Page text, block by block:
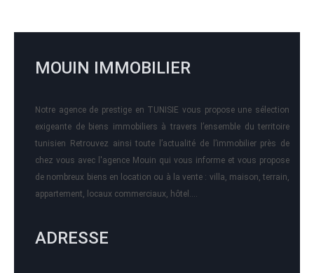
MOUIN IMMOBILIER
Notre agence de prestige en TUNISIE vous propose une sélection
exigeante de biens immobiliers à travers l’ensemble du territoire
tunisien Retrouvez ainsi toute l’actualité de l’immobilier près de
chez vous avec l'agence Mouin qui vous informe et vous propose
de nombreux biens en location ou à la vente : villa, maison, terrain,
appartement, locaux commerciaux, hôtel….
ADRESSE